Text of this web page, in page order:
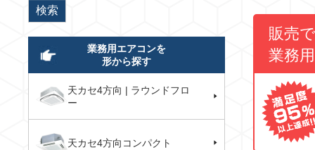
販売で
業務
業務用エアコンを
形から探す
天カセ4方向 | ラウンドフロ
ー
天カセ4方向コンパクト